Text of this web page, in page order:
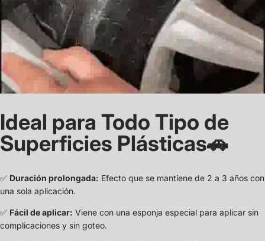
Ideal para Todo Tipo de
Superficies Plásticas🚗
✅ Duración prolongada: Efecto que se mantiene de 2 a 3 años con
una sola aplicación.
✅ Fácil de aplicar: Viene con una esponja especial para aplicar sin
complicaciones y sin goteo.